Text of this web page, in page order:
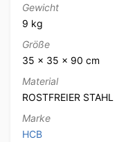
Gewicht
9 kg
Größe
35 × 35 × 90 cm
Material
ROSTFREIER STAHL
Marke
HCB